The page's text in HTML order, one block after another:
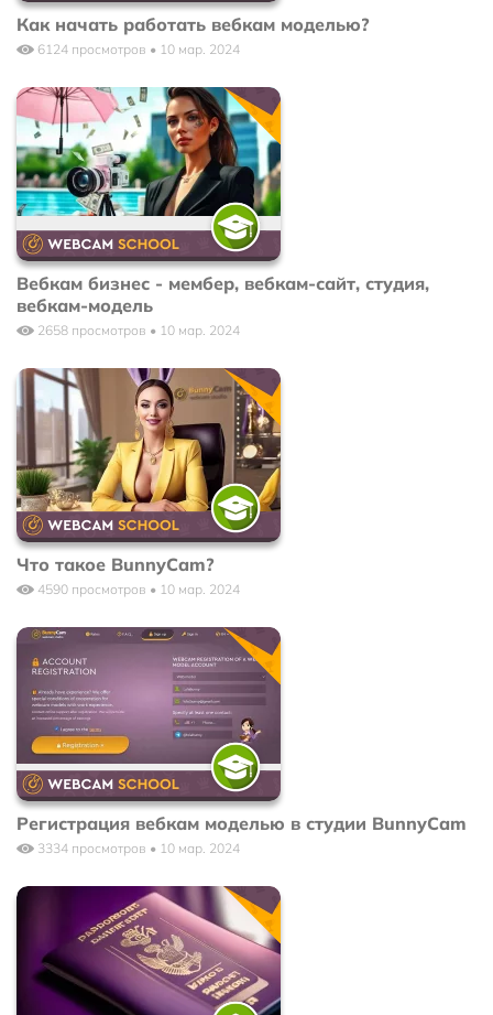
Как начать работать вебкам моделью?
6124 просмотров • 10 мар. 2024
Вебкам бизнес - мембер, вебкам-сайт, студия,
вебкам-модель
2658 просмотров • 10 мар. 2024
Что такое BunnyCam?
4590 просмотров • 10 мар. 2024
Регистрация вебкам моделью в студии BunnyCam
3334 просмотров • 10 мар. 2024